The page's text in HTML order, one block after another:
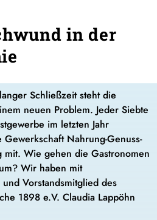
in der
Schließzeit steht die
neuen Problem. Jeder Siebte
im letzten Jahr
Nahrung-Genuss-
mit. Wie gehen die Gastronomen
Wir haben mit
Vorstandsmitglied des
1898 e.V. Claudia Lappöhn